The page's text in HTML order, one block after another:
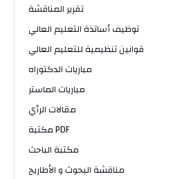
تقرير المناقشة
توظيف أساتذة التعليم العالي
قوانين تنظيمية للتعليم العالي
مباريات الدكتوراه
مباريات الماستر
مقالات الرأي
مكتبة PDF
مكتبة الباحث
مناقشة البحوث و الأطاريح